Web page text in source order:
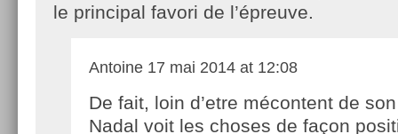
le principal favori de l’épreuve.
Antoine 17 mai 2014 at 12:08
De fait, loin d’etre mécontent de
Nadal voit les choses de façon